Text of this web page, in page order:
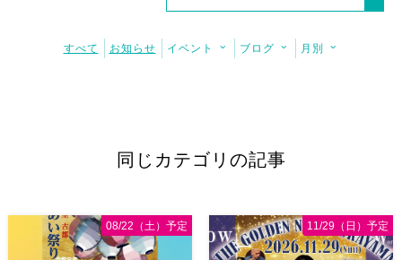
すべて お知らせ イベント ブログ 月別
同じカテゴリの記事
08/22（土）予定 11/29（日）予定